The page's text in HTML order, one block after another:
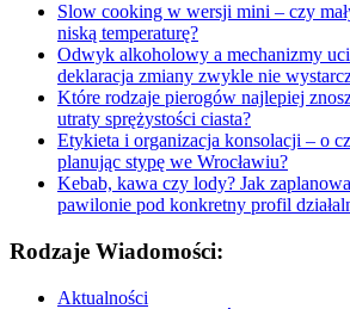
Slow cooking w wersji mini – czy
niską temperaturę?
Odwyk alkoholowy a mechanizmy
deklaracja zmiany zwykle nie
Które rodzaje pierogów najlepiej
utraty sprężystości ciasta?
Etykieta i organizacja konsolacji – o
planując stypę we Wrocławiu?
Kebab, kawa czy lody? Jak
pawilonie pod konkretny profil
Rodzaje Wiadomości:
Aktualności